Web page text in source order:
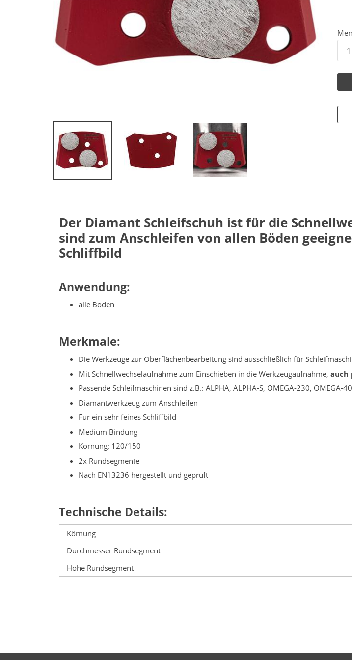
Der Diamant Schleifschuh ist für die
sind zum Anschleifen von allen Böden
Schliffbild
Anwendung:
alle Böden
Merkmale:
Die Werkzeuge zur Oberflächenbearbeitung sind ausschließlich für
Mit Schnellwechselaufnahme zum Einschieben in die Werkzeugaufnahme, auch
Passende Schleifmaschinen sind z.B.: ALPHA, ALPHA-S, OMEGA-230, OMEGA-
Diamantwerkzeug zum Anschleifen
Für ein sehr feines Schliffbild
Medium Bindung
Körnung: 120/150
2x Rundsegmente
Nach EN13236 hergestellt und geprüft
Technische Details:
Körnung
Durchmesser Rundsegment
Höhe Rundsegment